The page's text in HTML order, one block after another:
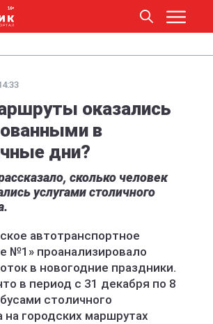
оказались
в
дни?
сколько человек
услугами столичного
автотранспортное
№1» проанализировало
в новогодние праздники.
в период с 31 декабря по 8
столичного
на городских маршрутах